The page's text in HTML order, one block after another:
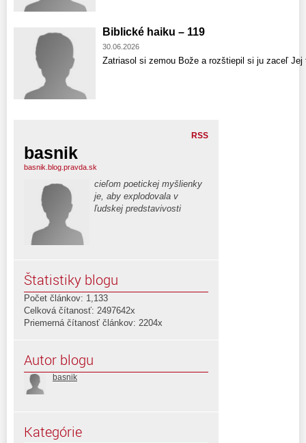
Biblické haiku – 119
30.06.2026
Zatriasol si zemou Bože a rozštiepil si ju zaceľ
RSS
basnik
basnik.blog.pravda.sk
cieľom poetickej myšlienky
je, aby explodovala v
ľudskej predstavivosti
Štatistiky blogu
Počet článkov: 1,133
Celková čítanosť: 2497642x
Priemerná čítanosť článkov: 2204x
Autor blogu
basnik
Kategórie